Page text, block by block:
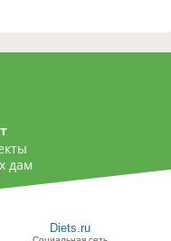
дам
Diets.ru